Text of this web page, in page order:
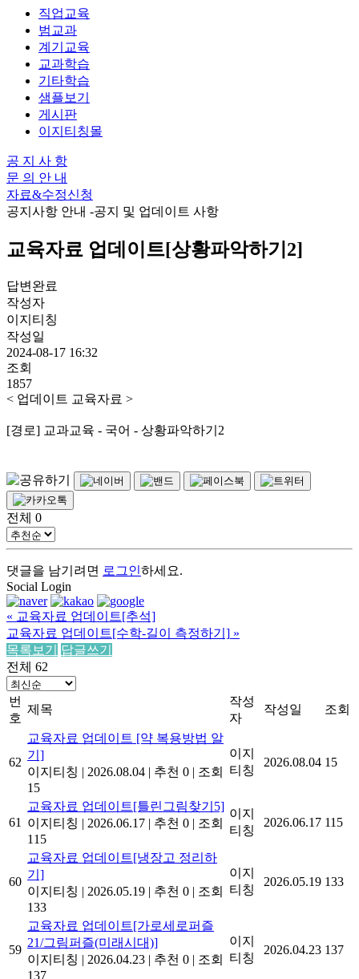
직업교육
범교과
계기교육
교과학습
기타학습
샘플보기
게시판
이지티칭몰
공 지 사 항
문 의 안 내
자료&수정신청
공지사항 안내 -공지 및 업데이트 사항
교육자료 업데이트[상황파악하기2]
답변완료
작성자
이지티칭
작성일
2024-08-17 16:32
조회
1857
< 업데이트 교육자료 >
[경로] 교과교육 - 국어 - 상황파악하기2
전체 0
댓글을 남기려면 로그인하세요.
Social Login
« 교육자료 업데이트[추석]
교육자료 업데이트[수학-길이 측정하기] »
목록보기
답글쓰기
전체 62
번
호
제목
작성
자
작성일 조회
62
교육자료 업데이트 [약 복용방법 알
기]
이지티칭 | 2026.08.04 | 추천 0 | 조회
15
이지
티칭
2026.08.04 15
61
교육자료 업데이트[틀린그림찾기5]
이지티칭 | 2026.06.17 | 추천 0 | 조회
115
이지
티칭
2026.06.17 115
60
교육자료 업데이트[냉장고 정리하
기]
이지티칭 | 2026.05.19 | 추천 0 | 조회
133
이지
티칭
2026.05.19 133
59
교육자료 업데이트[가로세로퍼즐
21/그림퍼즐(미래시대)]
이지티칭 | 2026.04.23 | 추천 0 | 조회
137
이지
티칭
2026.04.23 137